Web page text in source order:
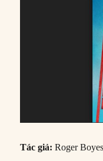
Tác giả:Roger